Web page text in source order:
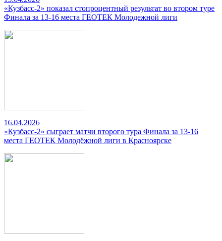
«Кузбасс-2» показал стопроцентный результат во втором туре
Финала за 13-16 места ГЕОТЕК Молодежной лиги
16.04.2026
«Кузбасс-2» сыграет матчи второго тура Финала за 13-16
места ГЕОТЕК Молодёжной лиги в Красноярске